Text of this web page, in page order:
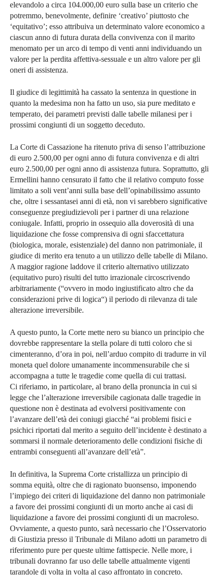
elevandolo a circa 104.000,00 euro sulla base un criterio che
potremmo, benevolmente, definire ‘creativo’ piuttosto che
‘equitativo’; esso attribuiva un determinato valore economico a
ciascun anno di futura durata della convivenza con il marito
menomato per un arco di tempo di venti anni individuando un
valore per la perdita affettiva-sessuale e un altro valore per gli
oneri di assistenza.
Il giudice di legittimità ha cassato la sentenza in questione in
quanto la medesima non ha fatto un uso, sia pure meditato e
temperato, dei parametri previsti dalle tabelle milanesi per i
prossimi congiunti di un soggetto deceduto.
La Corte di Cassazione ha ritenuto priva di senso l’attribuzione
di euro 2.500,00 per ogni anno di futura convivenza e di altri
euro 2.500,00 per ogni anno di assistenza futura. Soprattutto, gli
Ermellini hanno censurato il fatto che il relativo computo fosse
limitato a soli vent’anni sulla base dell’opinabilissimo assunto
che, oltre i sessantasei anni di età, non vi sarebbero significative
conseguenze pregiudizievoli per i partner di una relazione
coniugale. Infatti, proprio in ossequio alla doverosità di una
liquidazione che fosse comprensiva di ogni sfaccettatura
(biologica, morale, esistenziale) del danno non patrimoniale, il
giudice di merito era tenuto a un utilizzo delle tabelle di Milano.
A maggior ragione laddove il criterio alternativo utilizzato
(equitativo puro) risulti del tutto irrazionale circoscrivendo
arbitrariamente (“ovvero in modo ingiustificato altro che da
considerazioni prive di logica“) il periodo di rilevanza di tale
alterazione irreversibile.
A questo punto, la Corte mette nero su bianco un principio che
dovrebbe rappresentare la stella polare di tutti coloro che si
cimenteranno, d’ora in poi, nell’arduo compito di tradurre in vil
moneta quel dolore umanamente incommensurabile che si
accompagna a tutte le tragedie come quella di cui trattasi.
Ci riferiamo, in particolare, al brano della pronuncia in cui si
legge che l’alterazione irreversibile cagionata dalle tragedie in
questione non è destinata ad evolversi positivamente con
l’avanzare dell’età dei coniugi giacché “ai problemi fisici e
psichici riportati dal merito a seguito dell’incidente è destinato a
sommarsi il normale deterioramento delle condizioni fisiche di
entrambi conseguenti all’avanzare dell’età”.
In definitiva, la Suprema Corte cristallizza un principio di
somma equità, oltre che di ragionato buonsenso, imponendo
l’impiego dei criteri di liquidazione del danno non patrimoniale
a favore dei prossimi congiunti di un morto anche ai casi di
liquidazione a favore dei prossimi congiunti di un macroleso.
Ovviamente, a questo punto, sarà necessario che l’Osservatorio
di Giustizia presso il Tribunale di Milano adotti un parametro di
riferimento pure per queste ultime fattispecie. Nelle more, i
tribunali dovranno far uso delle tabelle attualmente vigenti
tarandole di volta in volta al caso affrontato in concreto.